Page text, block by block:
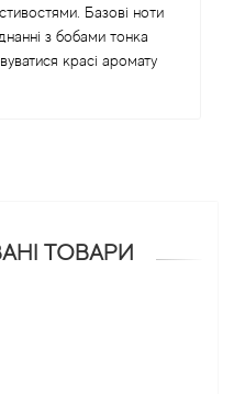
Базові ноти
з бобами тонка
красі аромату
ТОВАРИ